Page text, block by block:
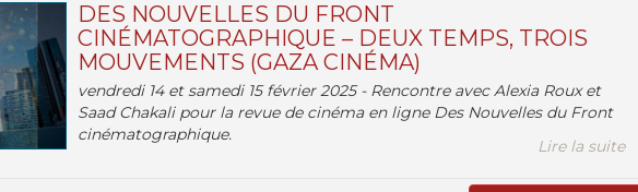
DES NOUVELLES DU FRONT
CINÉMATOGRAPHIQUE – DEUX TEMPS, TROIS
MOUVEMENTS (GAZA CINÉMA)
vendredi 14 et samedi 15 février 2025 - Rencontre avec Alexia Roux et
Saad Chakali pour la revue de cinéma en ligne Des Nouvelles du Front
cinématographique.
Lire la suite